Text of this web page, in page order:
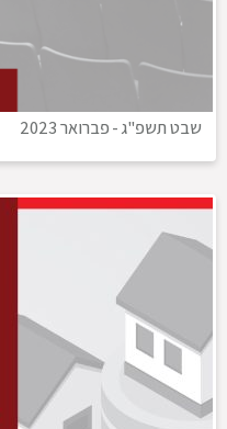
שבט תשפ"ג-פברואר 2023